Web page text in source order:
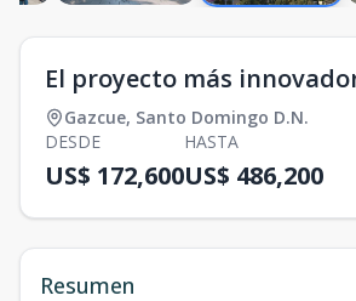
El proyecto más
Gazcue, Santo Domingo D.N.
DESDE
US$ 172,600
HASTA
US$ 486,200
Resumen